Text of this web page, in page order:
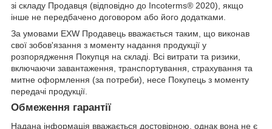
зі складу Продавця (відповідно до Incoterms® 2020), якщо
інше не передбачено договором або його додатками.
За умовами EXW Продавець вважається таким, що виконав
свої зобов'язання з моменту надання продукції у
розпорядження Покупця на складі. Всі витрати та ризики,
включаючи завантаження, транспортування, страхування та
митне оформлення (за потреби), несе Покупець з моменту
передачі продукції.
Обмеження гарантії
Надана інформація вважається достовірною, однак вона не є